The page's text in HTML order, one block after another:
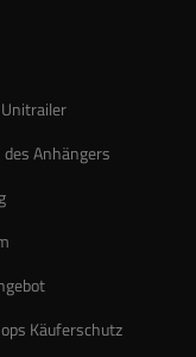
Anhängers
Käuferschutz